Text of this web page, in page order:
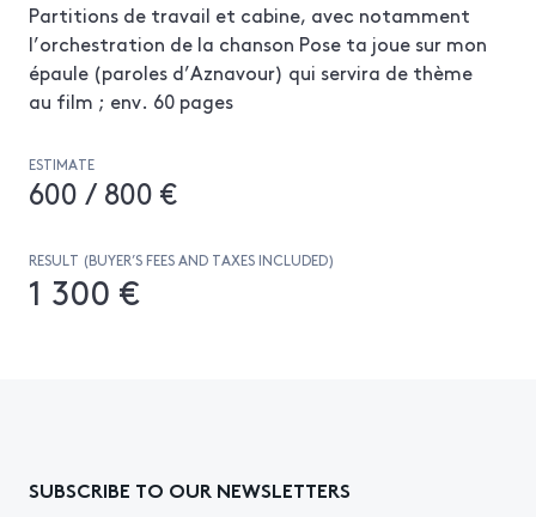
Partitions de travail et cabine, avec notamment
l’orchestration de la chanson Pose ta joue sur mon
épaule (paroles d’Aznavour) qui servira de thème
au film ; env. 60 pages
ESTIMATE
600 / 800 €
RESULT (BUYER’S FEES AND TAXES INCLUDED)
1 300 €
SUBSCRIBE TO OUR NEWSLETTERS